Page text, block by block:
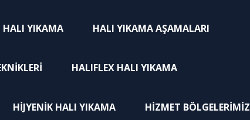
HALI YIKAMA HALI YIKAMA AŞAMALARI
HALIFLEX HALI YIKAMA
HIJYENIK HALI YIKAMA HIZMET BÖLGELERIMIZ